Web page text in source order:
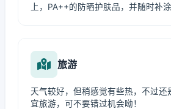
上，PA++的防晒护肤品，并随时补涂
旅游
天气较好，但稍感觉有些热，不过还
宜旅游，可不要错过机会呦！